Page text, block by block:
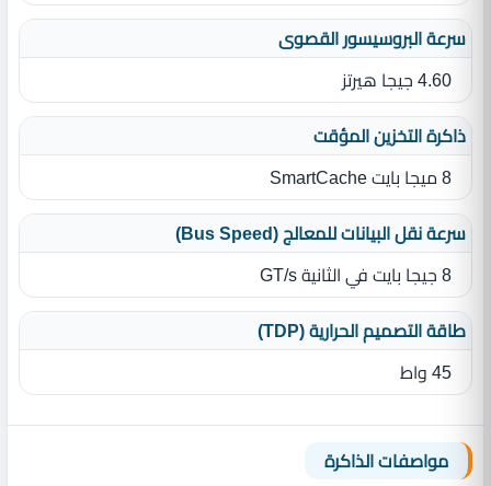
سرعة البروسيسور القصوى
4.60 جيجا هيرتز
ذاكرة التخزين المؤقت
8 ميجا بايت SmartCache
سرعة نقل البيانات للمعالج (Bus Speed)
8 جيجا بايت في الثانية GT/s
طاقة التصميم الحرارية (TDP)
45 واط
مواصفات الذاكرة